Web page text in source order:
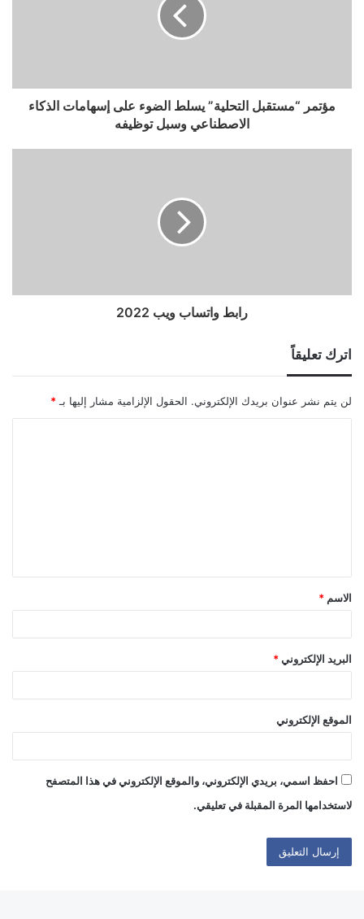
مؤتمر “مستقبل التحلية” يسلط الضوء على إسهامات الذكاء
الاصطناعي وسبل توظيفه
رابط واتساب ويب 2022
اترك تعليقاً
لن يتم نشر عنوان بريدك الإلكتروني. الحقول الإلزامية مشار إليها بـ *
ق
*
الاسم *
البريد الإلكتروني *
الموقع الإلكتروني
احفظ اسمي، بريدي الإلكتروني، والموقع الإلكتروني في هذا المتصفح
لاستخدامها المرة المقبلة في تعليقي.